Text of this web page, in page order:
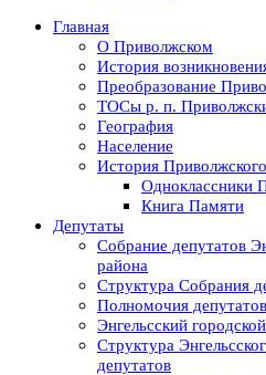
Главная
О Приволжском
История
Преобразование
ТОСы р. п.
География
Население
История Приволжского
Одноклассники
Книга Памяти
Депутаты
Собрание депутатов
района
Структура Собрания
Полномочия
Энгельсский
Структура
депутатов